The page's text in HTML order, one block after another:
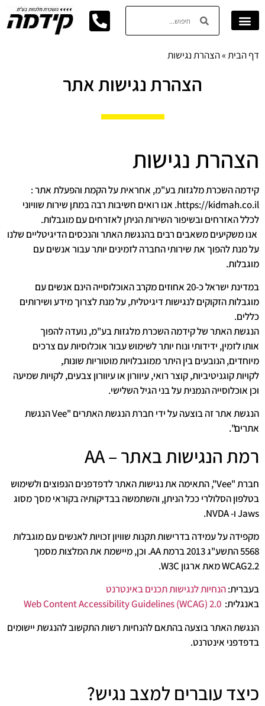
דף הבית»הצהרת נגישות
הצהרת נגישות אתר
הצהרת נגישות
קידמה השכרת מלגזות בע"מ, אחראית על הקמת והפעלת אתר :
https://kidmah.co.il. אנו רואים חשיבות רבה במתן שירות שוויוני
לכלל האזרחים ובשיפור השירות הניתן לאזרחים עם מוגבלות.
אנו משקיעים משאבים רבים בהנגשת האתר והנכסים הדיגיטליים שלנו
על מנת להפוך את שירותי החברה לזמינים יותר עבור אנשים עם
מוגבלות.
במדינת ישראל כ-20 אחוזים מקרב האוכלוסייה הינם אנשים עם
מוגבלות הזקוקים לנגישות דיגיטלית, על מנת לצרוך מידע ושירותים
כללים.
הנגשת האתר של קידמה השכרת מלגזות בע"מ, נועדה להפוך
אותו לזמין, ידידותי ונוח יותר לשימוש עבור אוכלוסיות עם צרכים
מיוחדים, הנובעים בין היתר ממוגבלויות מוטוריות שונות,
לקויות קוגניטיביות, קוצר רואי, עיוורון או עיוורון צבעים, לקויות שמיעה
וכן אוכלוסייה הנמנית על בני הגיל השלישי.
הנגשת אתר זה בוצעה על ידי חברת הנגשת האתרים "Vee הנגשת
אתרים".
רמת הנגישות באתר – AA
חברת "Vee", התאימה את נגישות האתר לדפדפנים הנפוצים ולשימוש
בטלפון הסלולרי ככל הניתן, והשתמשה בבדיקותיה בקוראי מסך מסוג
Jaws ו- NVDA.
מקפידה על עמידה בדרישות תקנות שוויון זכויות לאנשים עם מוגבלות
5568 התשע"ג 2013 ברמת AA. וכן, מיישמת את המלצות מסמך
WCAG2.2 מאת ארגון W3C.
בעברית:הנחיותלנגישותתכניםבאינטרנט
באנגלית: Web Content Accessibility Guidelines (WCAG) 2.0
הנגשת האתר בוצעה בהתאם להנחיות רשות התקשוב להנגשת יישומים
בדפדפני אינטרנט.
כיצד עוברים למצב נגיש?